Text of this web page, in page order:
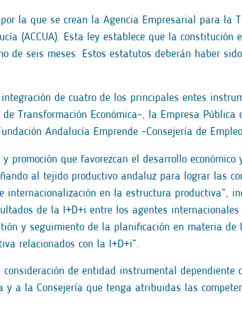
la que se crean la Agencia Empresarial para la
(ACCUA). Esta ley establece que la constitución
seis meses. Estos estatutos deberán haber
de cuatro de los principales entes
Transformación Económica–, la Empresa Pública
Andalucía Emprende –Consejería de
promoción que favorezcan el desarrollo
al tejido productivo andaluz para lograr las
en la estructura productiva”,
de la I+D+i entre los agentes
y seguimiento de la planificación en materia de
relacionados con la I+D+i”.
de entidad instrumental
a la Consejería que tenga atribuidas las